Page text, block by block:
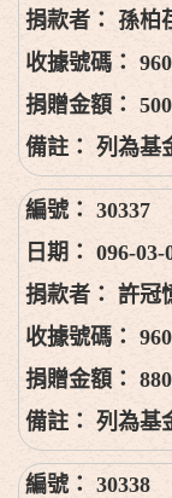
孫柏
500
列為基
30337
096-03-
許冠
880
列為基
30338